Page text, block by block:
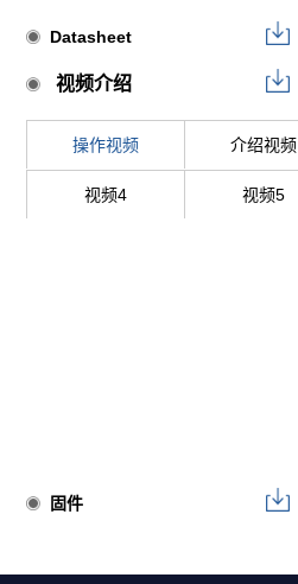
Datasheet
视频介绍
操作视频 介绍视频
视频4 视频5
固件